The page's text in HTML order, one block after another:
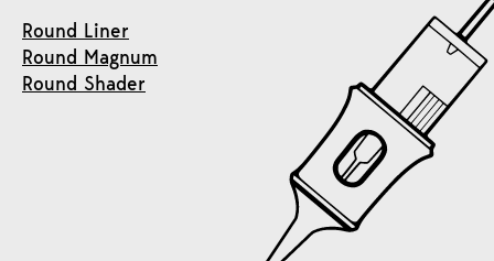
Round Liner
Round Magnum
Round Shader